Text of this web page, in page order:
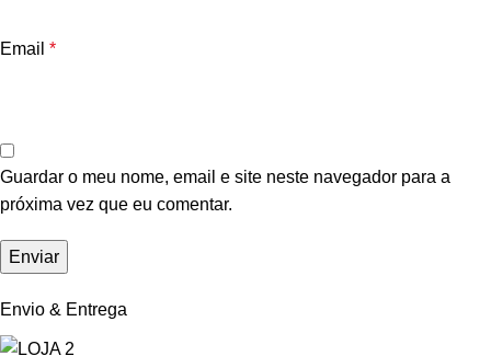
Email *
Guardar o meu nome, email e site neste navegador para a
próxima vez que eu comentar.
Envio & Entrega